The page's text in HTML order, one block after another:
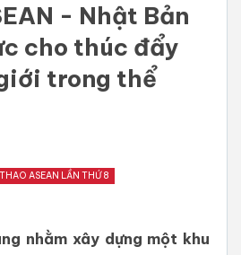
- Nhật Bản
cho thúc đẩy
trong thể
ASEAN LẦN THỨ 8
nhằm xây dựng một khu